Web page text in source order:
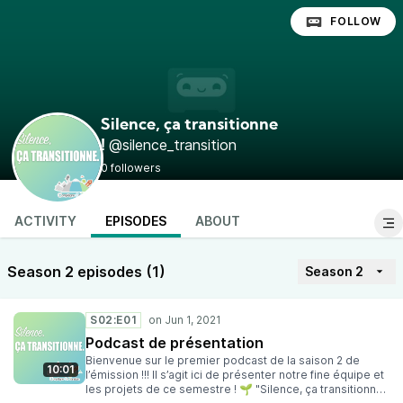
Silence, ça transitionne
! @silence_transition
0 followers
FOLLOW
ACTIVITY EPISODES ABOUT
Season 2 episodes (1) Season 2
10:01
S02:E01
Podcast de présentation
Bienvenue sur le premier podcast de la saison 2 de
l’émission !!! Il s’agit ici de présenter notre fine équipe et
les projets de ce semestre ! 🌱 "Silence, ça transitionne